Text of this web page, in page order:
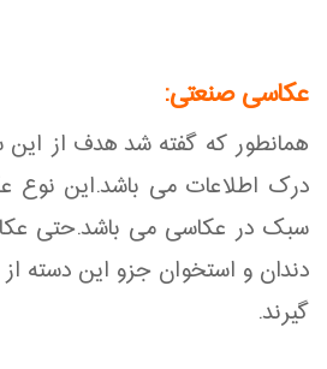
عکاسی صنعتی:
همانطور که گفته شد هدف از
درک اطلاعات می باشد.این نوع
سبک در عکاسی می باشد.حتی
دندان و استخوان جزو این دسته
گیرند.